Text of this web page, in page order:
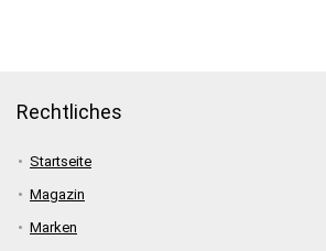
Rechtliches
Startseite
Magazin
Marken